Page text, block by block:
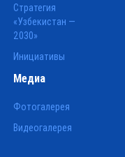
Стратегия
«Узбекистан —
2030»
Инициативы
Медиа
Фотогалерея
Видеогалерея